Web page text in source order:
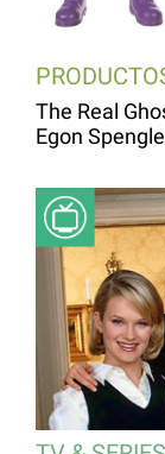
The Real
Egon